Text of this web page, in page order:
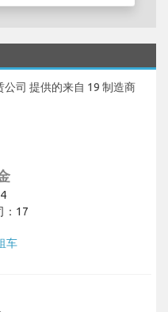
公司 提供的来自 19 制造商
：17
车